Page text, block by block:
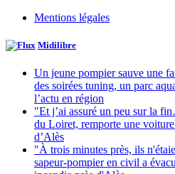
Mentions légales
Midilibre
Un jeune pompier sauve une
des soirées tuning, un parc
l’actu en région
"Et j’ai assuré un peu sur la
du Loiret, remporte une
d’Alès
"À trois minutes près, ils
sapeur-pompier en civil a